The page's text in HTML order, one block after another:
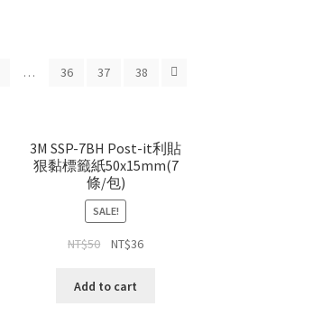
… 36 37 38
3M SSP-7BH Post-it利貼
狠黏標籤紙50x15mm(7
條/包)
SALE!
NT$50 NT$36
Add to cart